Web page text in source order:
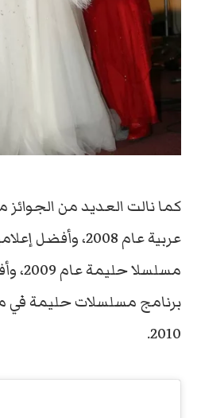
كما نالت العديد من الجوائز
عربية عام 2008،
برنامج مسلسلات حليمة في
2010.